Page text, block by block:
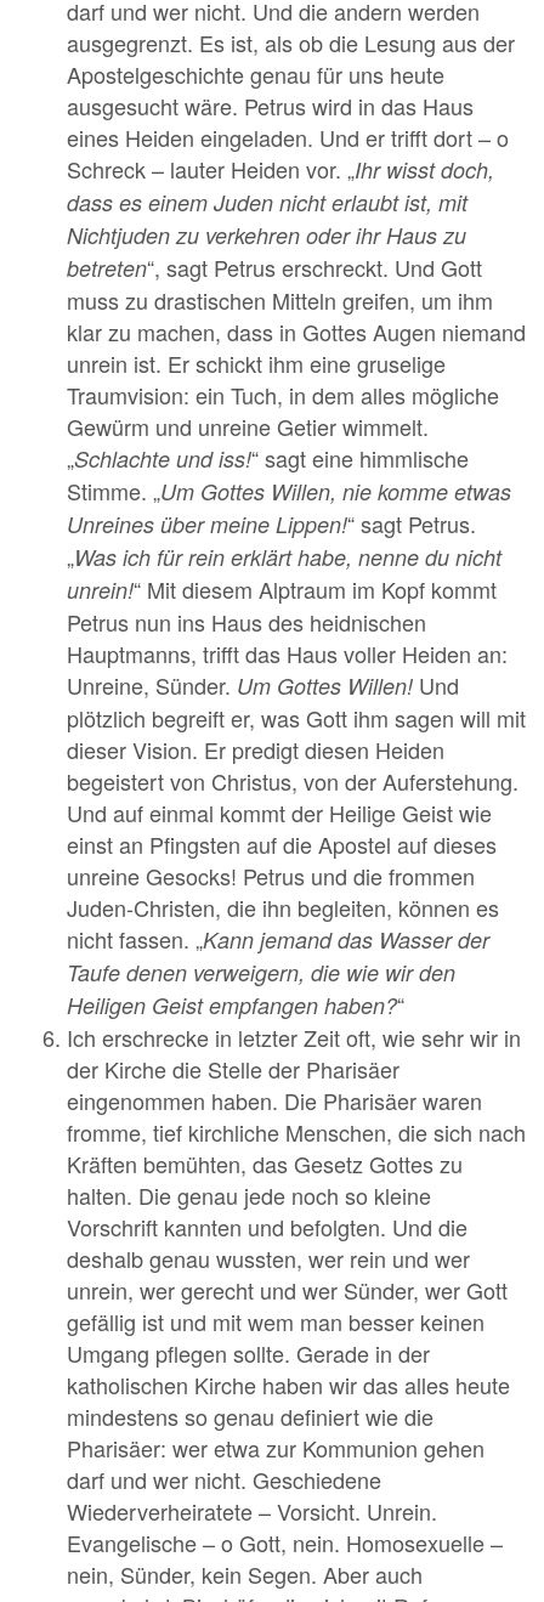
darf und wer nicht. Und die andern werden
ausgegrenzt. Es ist, als ob die Lesung aus der
Apostelgeschichte genau für uns heute
ausgesucht wäre. Petrus wird in das Haus
eines Heiden eingeladen. Und er trifft dort – o
Schreck – lauter Heiden vor. „Ihr wisst doch,
dass es einem Juden nicht erlaubt ist, mit
Nichtjuden zu verkehren oder ihr Haus zu
betreten“, sagt Petrus erschreckt. Und Gott
muss zu drastischen Mitteln greifen, um ihm
klar zu machen, dass in Gottes Augen niemand
unrein ist. Er schickt ihm eine gruselige
Traumvision: ein Tuch, in dem alles mögliche
Gewürm und unreine Getier wimmelt.
„Schlachte und iss!“ sagt eine himmlische
Stimme. „Um Gottes Willen, nie komme etwas
Unreines über meine Lippen!“ sagt Petrus.
„Was ich für rein erklärt habe, nenne du nicht
unrein!“ Mit diesem Alptraum im Kopf kommt
Petrus nun ins Haus des heidnischen
Hauptmanns, trifft das Haus voller Heiden an:
Unreine, Sünder. Um Gottes Willen! Und
plötzlich begreift er, was Gott ihm sagen will mit
dieser Vision. Er predigt diesen Heiden
begeistert von Christus, von der Auferstehung.
Und auf einmal kommt der Heilige Geist wie
einst an Pfingsten auf die Apostel auf dieses
unreine Gesocks! Petrus und die frommen
Juden-Christen, die ihn begleiten, können es
nicht fassen. „Kann jemand das Wasser der
Taufe denen verweigern, die wie wir den
Heiligen Geist empfangen haben?“
Ich erschrecke in letzter Zeit oft, wie sehr wir in
der Kirche die Stelle der Pharisäer
eingenommen haben. Die Pharisäer waren
fromme, tief kirchliche Menschen, die sich nach
Kräften bemühten, das Gesetz Gottes zu
halten. Die genau jede noch so kleine
Vorschrift kannten und befolgten. Und die
deshalb genau wussten, wer rein und wer
unrein, wer gerecht und wer Sünder, wer Gott
gefällig ist und mit wem man besser keinen
Umgang pflegen sollte. Gerade in der
katholischen Kirche haben wir das alles heute
mindestens so genau definiert wie die
Pharisäer: wer etwa zur Kommunion gehen
darf und wer nicht. Geschiedene
Wiederverheiratete – Vorsicht. Unrein.
Evangelische – o Gott, nein. Homosexuelle –
nein, Sünder, kein Segen. Aber auch